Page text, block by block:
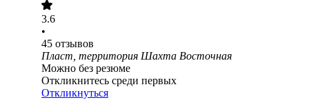
3.6
•
45 отзывов
Пласт, территория Шахта Восточная
Можно без резюме
Откликнитесь среди первых
Откликнуться